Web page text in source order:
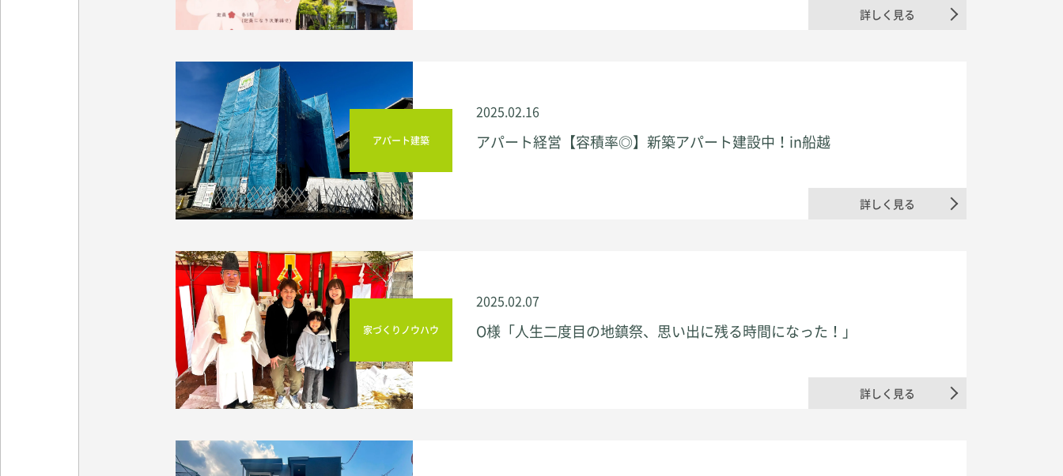
詳しく見る
アパート建築
2025.02.16
アパート経営【容積率◎】新築アパート建設中！in船越
詳しく見る
家づくりノウハウ
2025.02.07
O様「人生二度目の地鎮祭、思い出に残る時間になった！」
詳しく見る
注文住宅
-マリモハウスの家づくり
-性能・工法
-保証・アフターサポート
MODEL HOUSE
モデルハウス
REFORM/RENOVATION
リフォーム・リノベーション
APARTMENT BUILDING
ORIGINAL SAUNA
建築実例
INTERVIEW
-採用情報
新着情報